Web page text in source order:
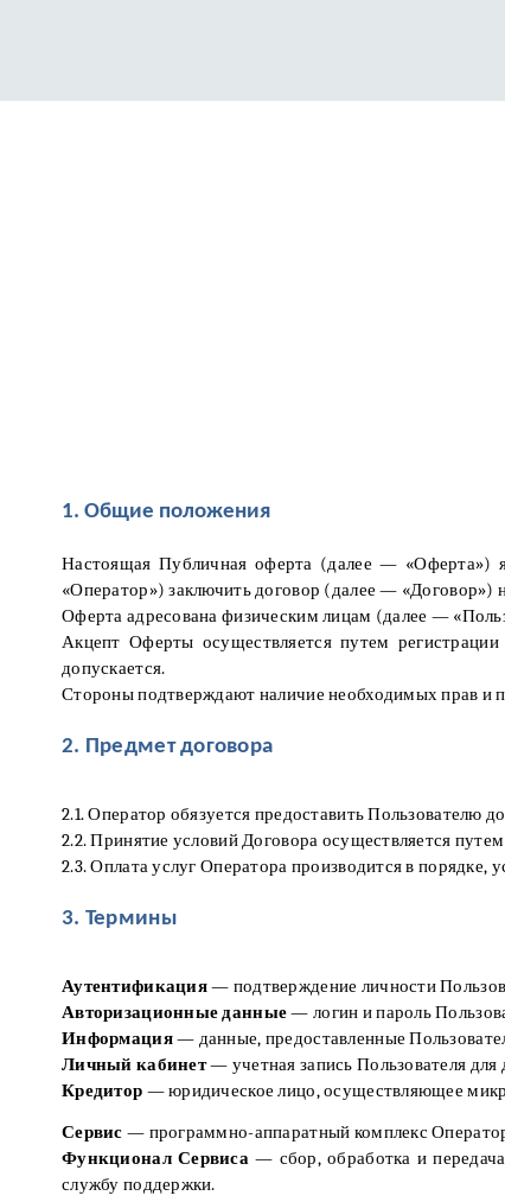
1. Общие положения
Настоящая Публичная оферта (далее — «Оферта»)
«Оператор») заключить договор (далее — «Договор»)
Оферта адресована физическим лицам (далее —
Акцепт Оферты осуществляется путем
допускается.
Стороны подтверждают наличие необходимых прав и
2. Предмет договора
2.1. Оператор обязуется предоставить Пользователю
2.2. Принятие условий Договора осуществляется
2.3. Оплата услуг Оператора производится в порядке,
3. Термины
Аутентификация— подтверждение личности
Авторизационные данные— логин и пароль
Информация— данные, предоставленные
Личный кабинет— учетная запись Пользователя для
Кредитор — юридическое лицо, осуществляющее
Сервис — программно-аппаратный комплекс
Функционал Сервиса— сбор, обработка и
службу поддержки.